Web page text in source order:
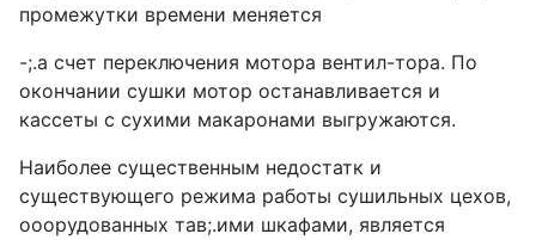
промежутки времени меняется
-;.a счет переключения мотора вентил-тора. По
окончании сушки мотор останавливается и
кассеты с сухими макаронами выгружаются.
Наиболее существенным недостатк и
существующего режима работы сушильных цехов,
ооорудованных тав;.ими шкафами, является